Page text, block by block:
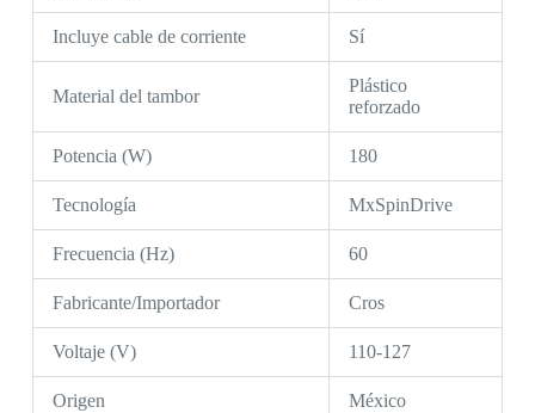
Incluye cable de corriente Sí
Material del tambor
Plástico
reforzado
Potencia (W) 180
Tecnología MxSpinDrive
Frecuencia (Hz) 60
Fabricante/Importador Cros
Voltaje (V) 110-127
Origen México